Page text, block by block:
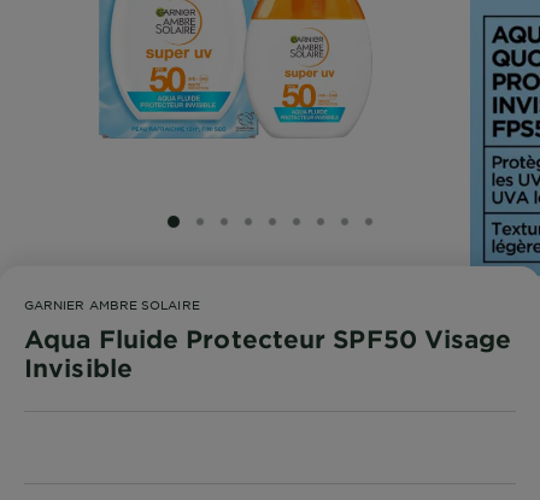
COLORATION
SOLAIRE
NOS
ENGAGEMENTS
SLIDE 1
SLIDE 2
SLIDE 3
SLIDE 4
SLIDE 5
SLIDE 6
SLIDE 7
SLIDE 8
SLIDE 9
GARNIER AMBRE SOLAIRE
Aqua Fluide Protecteur SPF50 Visage
Invisible